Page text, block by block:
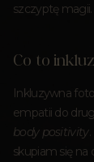
szczyptę magii.
Co to
Inkluzywna
empatii do
body positivity.
skupiam się na